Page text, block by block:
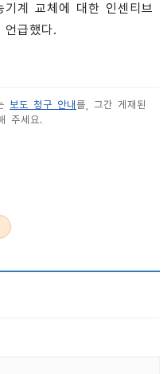
계 교체에 대한 인센티브
급했다.
보도 청구 안내 를, 그간 게재된
주세요.